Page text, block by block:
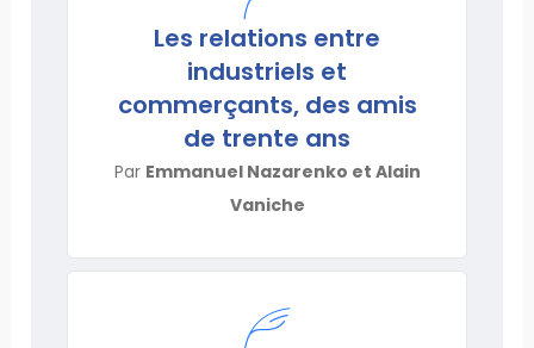
Les relations entre
industriels et
commerçants, des amis
de trente ans
Par Emmanuel Nazarenko et Alain
Vaniche